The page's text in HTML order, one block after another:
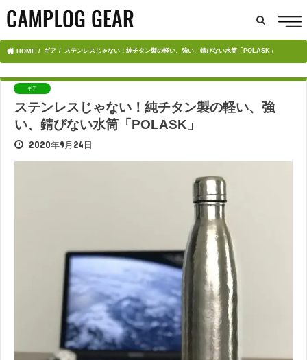
HOME ギア ステンレスじゃない！純チタン製の軽い、強い、錆びない水筒「POLASK」
ギア
ステンレスじゃない！純チタン製の軽い、強
い、錆びない水筒「POLASK」
2020年9月24日